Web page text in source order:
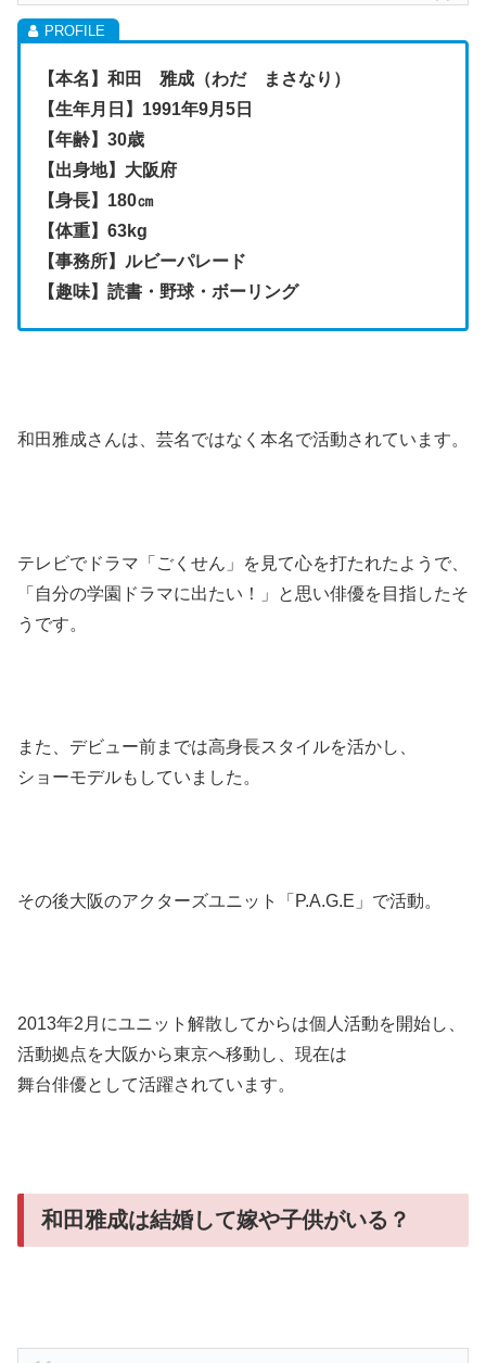
【本名】和田 雅成（わだ まさなり）
【生年月日】1991年9月5日
【年齢】30歳
【出身地】大阪府
【身長】180㎝
【体重】63kg
【事務所】ルビーパレード
【趣味】読書・野球・ボーリング
和田雅成さんは、芸名ではなく本名で活動されています。
テレビでドラマ「ごくせん」を見て心を打たれたようで、
「自分の学園ドラマに出たい！」と思い俳優を目指したそ
うです。
また、デビュー前までは高身長スタイルを活かし、
ショーモデルもしていました。
その後大阪のアクターズユニット「P.A.G.E」で活動。
2013年2月にユニット解散してからは個人活動を開始し、
活動拠点を大阪から東京へ移動し、現在は
舞台俳優として活躍されています。
和田雅成は結婚して嫁や子供がいる？